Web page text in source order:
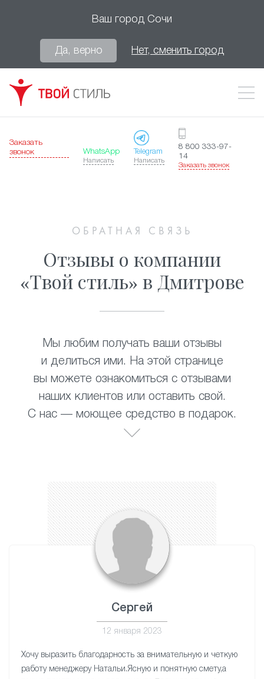
Ваш город Сочи
Да, верно Нет, сменить город
Заказать
звонок
WhatsApp
Написать
Telegram
Написать
8 800 333-97-
14
Заказать звонок
ОБРАТНАЯ СВЯЗЬ
Отзывы о компании
«Твой стиль» в Дмитрове
Мы любим получать ваши отзывы
и делиться ими. На этой странице
вы можете ознакомиться с отзывами
наших клиентов или оставить свой.
С нас — моющее средство в подарок.
Сергей
12 января 2023
Хочу выразить благодарность за внимательную и четкую
работу менеджеру Натальи.Ясную и понятную смету,а